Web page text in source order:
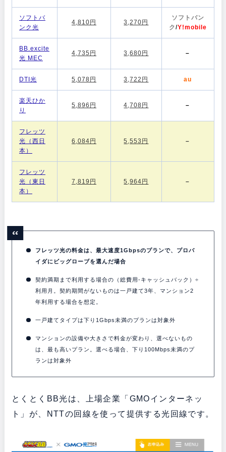
ソフトバ
ンク光
4,810円 3,270円
ソフトバン
ク/Y!mobile
BB.excite
光 MEC
4,735円 3,680円 –
DTI光 5,078円 3,722円 au
楽天ひか
り
5,896円 4,708円 –
フレッツ
光（西日
本）
6,084円 5,553円 –
フレッツ
光（東日
本）
7,819円 5,964円 –
フレッツ光の料金は、最大速度1Gbpsのプランで、プロバ
イダにビッグローブを選んだ場合
契約満期まで利用する場合の（総費用-キャッシュバック）÷
利用月。契約期間がないものは一戸建て3年、マンション2
年利用する場合を想定。
一戸建てタイプは下り1Gbps未満のプランは対象外
マンションの設備や大きさで料金が変わり、選べないもの
は、最も高いプラン。選べる場合、下り100Mbps未満のプ
ランは対象外
とくとくBB光は、上場企業「GMOインターネッ
ト」が、NTTの回線を使って提供する光回線です。